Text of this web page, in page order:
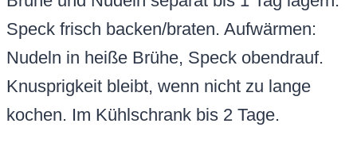
Speck frisch backen/braten. Aufwärmen:
Nudeln in heiße Brühe, Speck obendrauf.
Knusprigkeit bleibt, wenn nicht zu lange
kochen. Im Kühlschrank bis 2 Tage.